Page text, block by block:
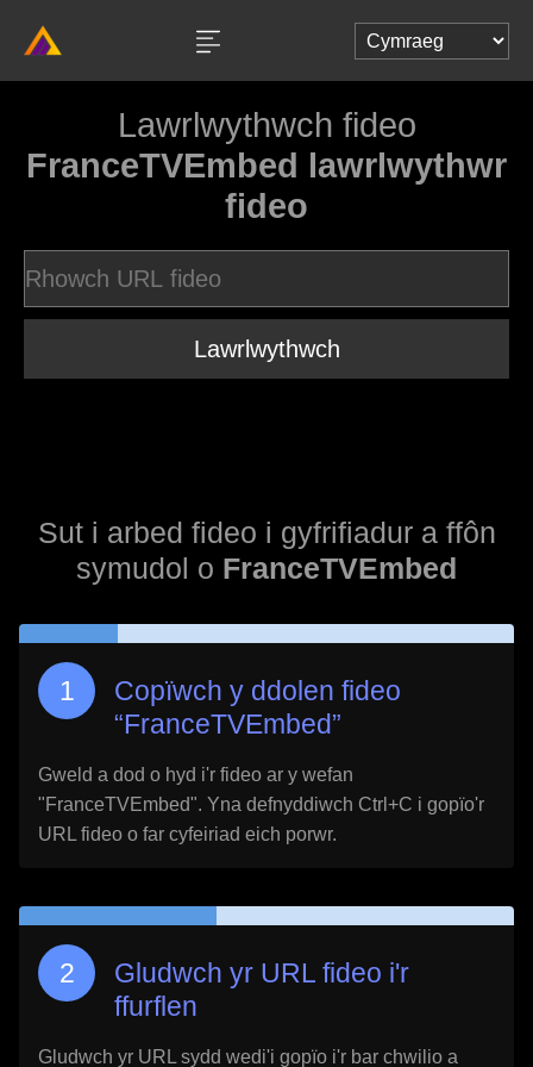
Lawrlwythwch fideo
FranceTVEmbed lawrlwythwr
fideo
Lawrlwythwch
Sut i arbed fideo i gyfrifiadur a ffôn
symudol o FranceTVEmbed
Copïwch y ddolen fideo
“FranceTVEmbed”
Gweld a dod o hyd i'r fideo ar y wefan
"FranceTVEmbed". Yna defnyddiwch Ctrl+C i gopïo'r
URL fideo o far cyfeiriad eich porwr.
Gludwch yr URL fideo i'r
ffurflen
Gludwch yr URL sydd wedi'i gopïo i'r bar chwilio a